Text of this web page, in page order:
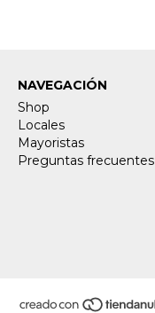
NAVEGACIÓN
Shop
Locales
Mayoristas
Preguntas frecuentes